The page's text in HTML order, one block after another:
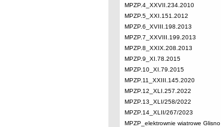
MPZP.4_XXVII.234.2010
MPZP.5_XXI.151.2012
MPZP.6_XVIII.198.2013
MPZP.7_XXVIII.199.2013
MPZP.8_XXIX.208.2013
MPZP.9_XI.78.2015
MPZP.10_XI.79.2015
MPZP.11_XXIII.145.2020
MPZP.12_XLI.257.2022
MPZP.13_XLI/258/2022
MPZP.14_XLII/267/2023
MPZP_elektrownie wiatrowe Glisno